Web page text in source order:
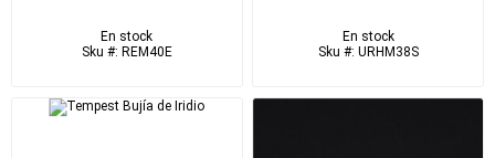
En stock
Sku #: REM40E
En stock
Sku #: URHM38S